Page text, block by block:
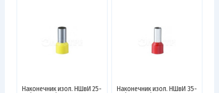
Наконечник изол. НШвИ 25-
Наконечник изол. НШвИ 35-